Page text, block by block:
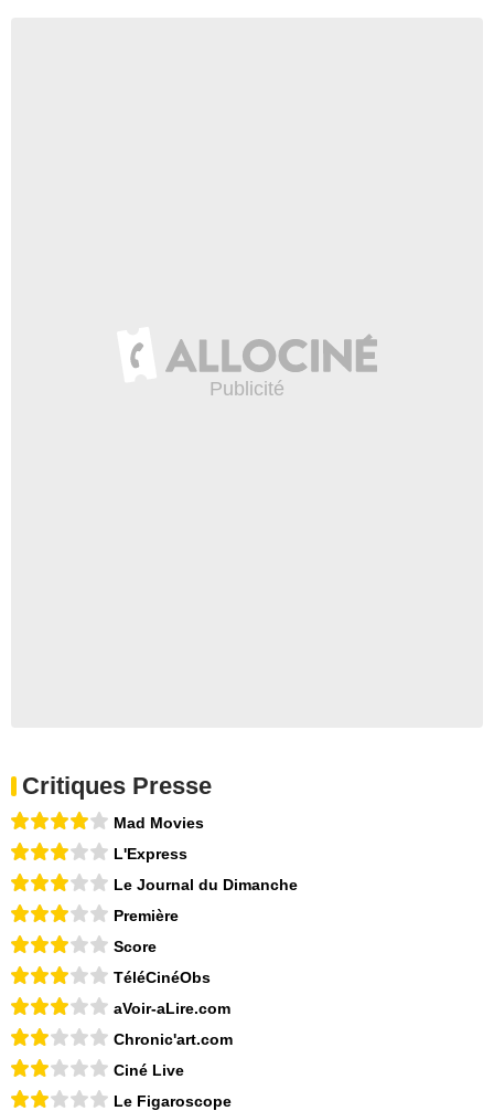
Critiques Presse
Mad Movies
L'Express
Le Journal du Dimanche
Première
Score
TéléCinéObs
aVoir-aLire.com
Chronic'art.com
Ciné Live
Le Figaroscope